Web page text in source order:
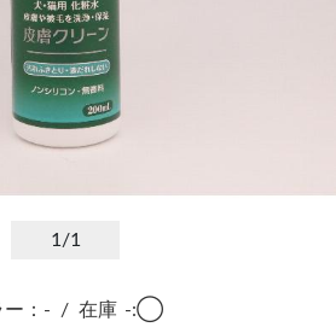
1/1
ー：- / 在庫 -:◯